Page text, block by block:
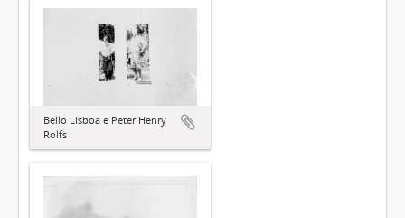
Bello Lisboa e Peter Henry
Rolfs